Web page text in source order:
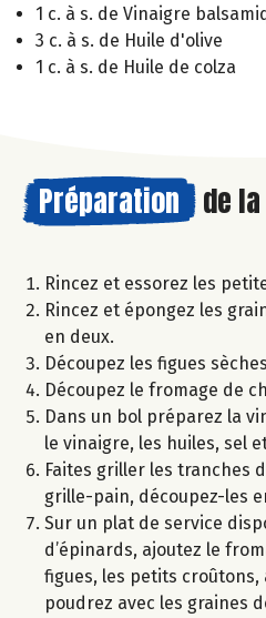
1 c. à s. de Vinaigre
3 c. à s. de Huile d'olive
1 c. à s. de Huile de colza
Préparation de la
Rincez et essorez les
Rincez et épongez les
en deux.
Découpez les figues
Découpez le fromage de
Dans un bol préparez la
le vinaigre, les huiles, sel
Faites griller les tranches
grille-pain, découpez-les
Sur un plat de service
d’épinards, ajoutez le
figues, les petits croûtons,
poudrez avec les graines